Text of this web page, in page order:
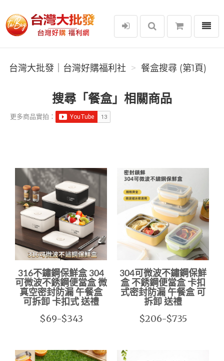
台灣大批發｜台灣好購福利社
選單
台灣大批發｜台灣好購福利社 餐盒搜尋 (第1頁)
搜尋「餐盒」相關商品
更多商品實拍：
316不鏽鋼保鮮盒 304
可微波不銹鋼便當盒 微
真空密封防漏 午餐盒
可拆卸 卡扣式 送禮
$69-$343
304可微波不鏽鋼保鮮
盒 不銹鋼便當盒 卡扣
式密封防漏 午餐盒 可
拆卸 送禮
$206-$735